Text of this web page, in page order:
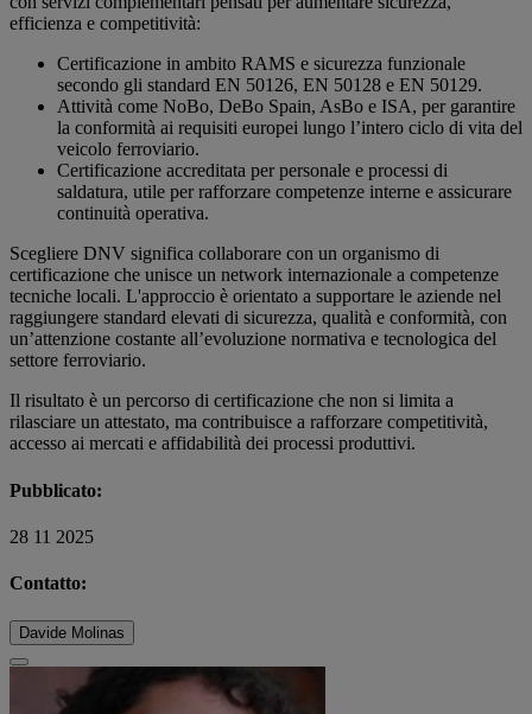
efficienza e competitività:
Certificazione in ambito RAMS e sicurezza funzionale
secondo gli standard EN 50126, EN 50128 e EN 50129.
Attività come NoBo, DeBo Spain, AsBo e ISA, per garantire
la conformità ai requisiti europei lungo l’intero ciclo di vita del
veicolo ferroviario.
Certificazione accreditata per personale e processi di
saldatura, utile per rafforzare competenze interne e assicurare
continuità operativa.
Scegliere DNV significa collaborare con un organismo di
certificazione che unisce un network internazionale a competenze
tecniche locali. L'approccio è orientato a supportare le aziende nel
raggiungere standard elevati di sicurezza, qualità e conformità, con
un’attenzione costante all’evoluzione normativa e tecnologica del
settore ferroviario.
Il risultato è un percorso di certificazione che non si limita a
rilasciare un attestato, ma contribuisce a rafforzare competitività,
accesso ai mercati e affidabilità dei processi produttivi.
Pubblicato:
28 11 2025
Contatto:
Davide Molinas